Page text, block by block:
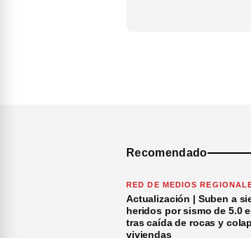
Recomendado
RED DE MEDIOS
Actualización | Suben a
heridos por sismo de 5.0
tras caída de rocas y
viviendas